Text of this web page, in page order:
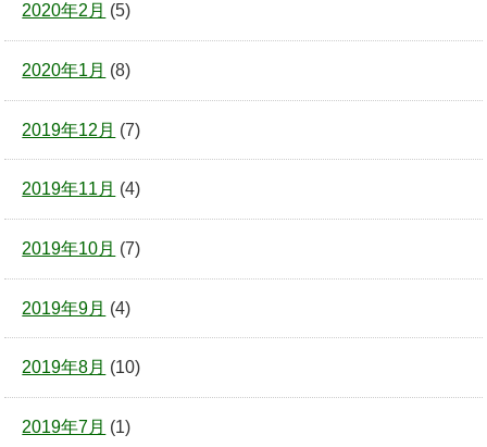
2020年2月 (5)
2020年1月 (8)
2019年12月 (7)
2019年11月 (4)
2019年10月 (7)
2019年9月 (4)
2019年8月 (10)
2019年7月 (1)